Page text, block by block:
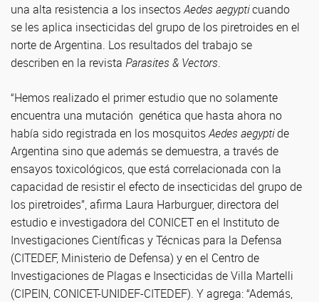
una alta resistencia a los insectosAedes aegypticuando
se les aplica insecticidas del grupo de los piretroides en el
norte de Argentina. Los resultados del trabajo se
describen en la revista Parasites & Vectors.
“Hemos realizado el primer estudio que no solamente
encuentra una mutación genética que hasta ahora no
había sido registrada en los mosquitosAedes aegyptide
Argentina sino que además se demuestra, a través de
ensayos toxicológicos, que está correlacionada con la
capacidad de resistir el efecto de insecticidas del grupo de
los piretroides”, afirma Laura Harburguer, directora del
estudio e investigadora del CONICET en el Instituto de
Investigaciones Científicas y Técnicas para la Defensa
(CITEDEF, Ministerio de Defensa) y en el Centro de
Investigaciones de Plagas e Insecticidas de Villa Martelli
(CIPEIN, CONICET-UNIDEF-CITEDEF). Y agrega: “Además,